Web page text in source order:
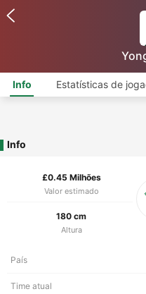
Info Estatísticas de
Info
£0.45 Milhões
Valor estimado
180 cm
Altura
País
Time atual